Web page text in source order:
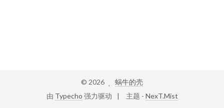
© 2026
蜗牛的壳
由 Typecho 强力驱动 主题 - NexT.Mist